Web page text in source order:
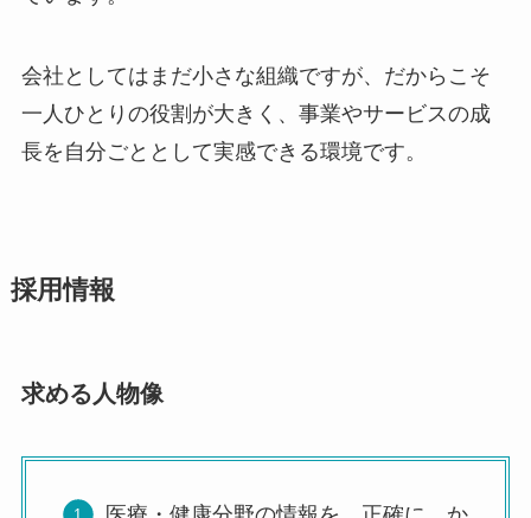
会社としてはまだ小さな組織ですが、だからこそ
一人ひとりの役割が大きく、事業やサービスの成
長を自分ごととして実感できる環境です。
採用情報
求める人物像